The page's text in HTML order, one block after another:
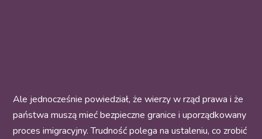
Ale jednocześnie powiedział, że wierzy w rząd prawa i że
państwa muszą mieć bezpieczne granice i uporządkowany
proces imigracyjny. Trudność polega na ustaleniu, co zrobić